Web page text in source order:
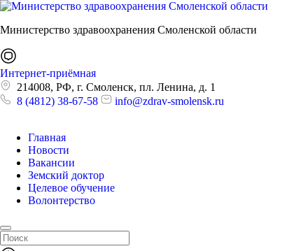
Министерство здравоохранения Смоленской области
Интернет-приёмная
214008, РФ, г. Смоленск, пл. Ленина, д. 1
8 (4812) 38-67-58
info@zdrav-smolensk.ru
Главная
Новости
Вакансии
Земский доктор
Целевое обучение
Волонтерство